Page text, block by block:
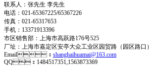
联系人：张先生 李先生
电话：021-65367225/65367226
传真：021-65317653
手机：13371913396
市区销售部：上海市高跃路176号525
厂址：上海市嘉定区安亭大众工业区园贸路（园区路口）
Email： shanghaihuamai@163.com
QQ：1484517351,1563873369